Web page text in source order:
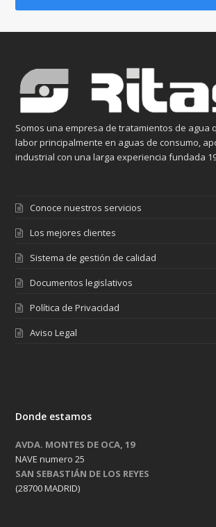
Somos una empresa de tratamientos de agua
labor principalmente en aguas de consumo,
industrial con una larga experiencia fundada
Conoce nuestros servicios
Los mejores clientes
Sistema de gestión de calidad
Documentos legislativos
Política de Privacidad
Aviso Legal
Donde estamos
AVDA. MONTES DE OCA, 19
NAVE numero 25
SAN SEBASTIÁN DE LOS REYES
(28700 MADRID)